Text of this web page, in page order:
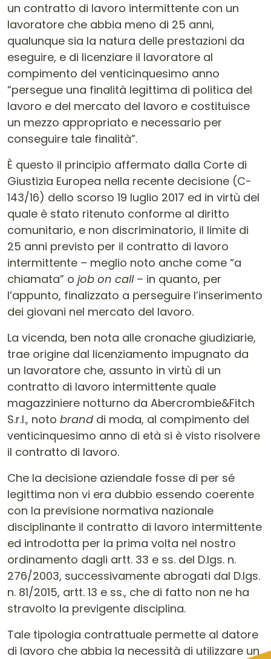
un contratto di lavoro intermittente con un
lavoratore che abbia meno di 25 anni,
qualunque sia la natura delle prestazioni da
eseguire, e di licenziare il lavoratore al
compimento del venticinquesimo anno
“persegue una finalità legittima di politica del
lavoro e del mercato del lavoro e costituisce
un mezzo appropriato e necessario per
conseguire tale finalità”.
È questo il principio affermato dalla Corte di
Giustizia Europea nella recente decisione (C-
143/16) dello scorso 19 luglio 2017 ed in virtù del
quale è stato ritenuto conforme al diritto
comunitario, e non discriminatorio, il limite di
25 anni previsto per il contratto di lavoro
intermittente – meglio noto anche come “a
chiamata” o job on call– in quanto, per
l’appunto, finalizzato a perseguire l’inserimento
dei giovani nel mercato del lavoro.
La vicenda, ben nota alle cronache giudiziarie,
trae origine dal licenziamento impugnato da
un lavoratore che, assunto in virtù di un
contratto di lavoro intermittente quale
magazziniere notturno da Abercrombie&Fitch
S.r.l., noto branddi moda, al compimento del
venticinquesimo anno di età si è visto risolvere
il contratto di lavoro.
Che la decisione aziendale fosse di per sé
legittima non vi era dubbio essendo coerente
con la previsione normativa nazionale
disciplinante il contratto di lavoro intermittente
ed introdotta per la prima volta nel nostro
ordinamento dagli artt. 33 e ss. del D.lgs. n.
276/2003, successivamente abrogati dal D.lgs.
n. 81/2015, artt. 13 e ss., che di fatto non ne ha
stravolto la previgente disciplina.
Tale tipologia contrattuale permette al datore
di lavoro che abbia la necessità di utilizzare un